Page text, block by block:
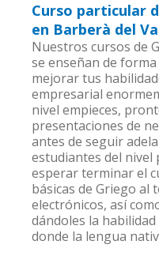
Curso particular
en Barberà del
Nuestros cursos de
se enseñan de
mejorar tus
empresarial
nivel empieces,
presentaciones de
antes de seguir
estudiantes del
esperar terminar el
básicas de Griego al
electrónicos, así
dándoles la
donde la lengua